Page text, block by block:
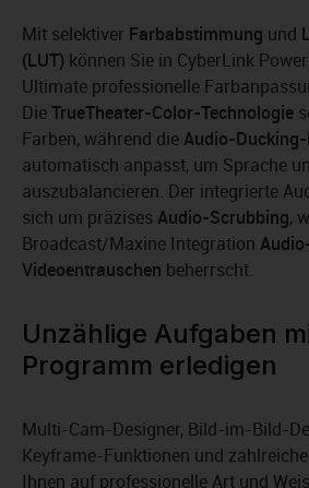
Mit selektiver Farbabstimmung und
(LUT) können Sie in CyberLink
Ultimate professionelle
DieTrueTheater-Color-Technologie
Farben, während dieAudio-
automatisch anpasst, um Sprache
auszubalancieren. Der integrierte
sich um präzises Audio-Scrubbing,
Broadcast/Maxine Integration
Videoentrauschen beherrscht.
Unzählige Aufgaben
Programm erledigen
Multi-Cam-Designer, Bild-im-Bild-
Keyframe-Funktionen und
Ihnen auf professionelle Art und